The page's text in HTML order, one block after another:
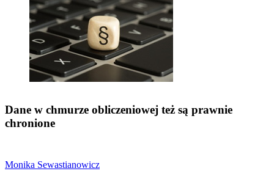
Dane w chmurze obliczeniowej też są prawnie
chronione
Monika Sewastianowicz